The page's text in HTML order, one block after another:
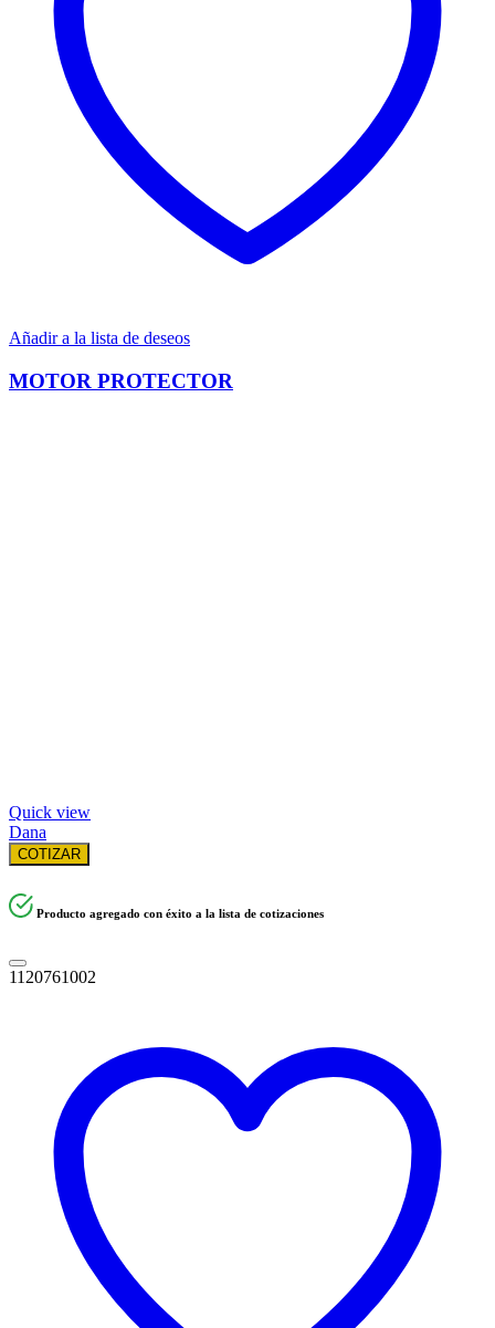
Añadir a la lista de deseos
MOTOR PROTECTOR
Quick view
Dana
COTIZAR
Producto agregado con éxito a la lista de cotizaciones
1120761002